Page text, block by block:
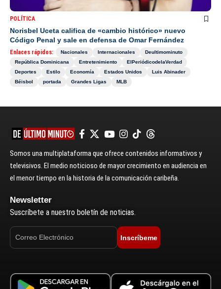
POLÍTICA
Norisbel Uceta califica de «cambio histórico» nuevo
Código Penal y sale en defensa de Omar Fernández
Enlaces rápidos: Nacionales Internacionales
Deultimominuto
República Dominicana
Entretenimiento
ElPeriódicodelaVerdad
Deportes
Estilo Economía Estados Unidos
Luis Abinader
Béisbol
portada Grandes Ligas MLB
Somos una multiplataforma que ofrece contenidos informativos y
televisivos. El medio noticioso de mayor crecimiento en audiencia en
el menor tiempo en la historia de la comunicación caribeña.
Newsletter
Suscríbete a nuestro boletín de noticias.
Inscríbeme